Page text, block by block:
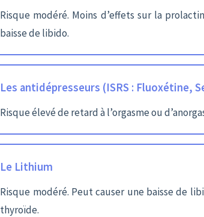
Risque modéré. Moins d’effets sur la
baisse de libido.
Les antidépresseurs (ISRS : Fluoxétine,
Risque élevé de retard à l’orgasme ou
Le Lithium
Risque modéré. Peut causer une baisse de
thyroïde.